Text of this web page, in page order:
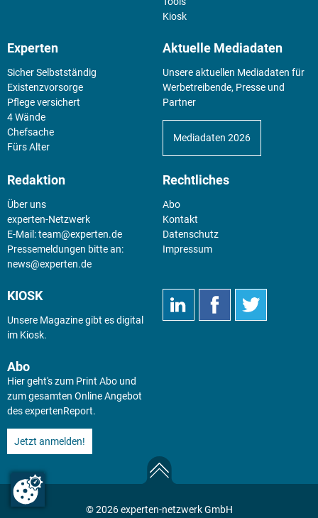
Kiosk
Experten
Sicher Selbstständig
Existenz­vorsorge
Pflege versichert
4 Wände
Chefsache
Fürs Alter
Aktuelle Mediadaten
Unsere aktuellen Mediadaten für
Werbetreibende, Presse und
Partner
Mediadaten 2026
Redaktion
Über uns
experten-Netzwerk
E-Mail:team@experten.de
Pressemeldungen bitte an:
news@experten.de
Rechtliches
Abo
Kontakt
Datenschutz
Impressum
KIOSK
Unsere Magazine gibt es digital
im Kiosk.
Abo
Hier geht's zum Print Abo und
zum gesamten Online Angebot
des expertenReport.
Jetzt anmelden!
© 2026 experten-netzwerk GmbH